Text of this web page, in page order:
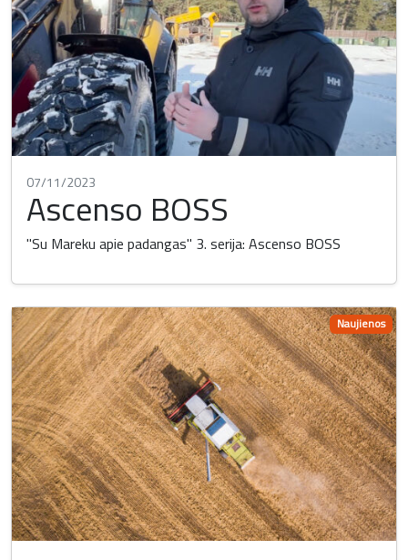
07/11/2023
Ascenso BOSS
"Su Mareku apie padangas" 3. serija: Ascenso BOSS
Naujienos